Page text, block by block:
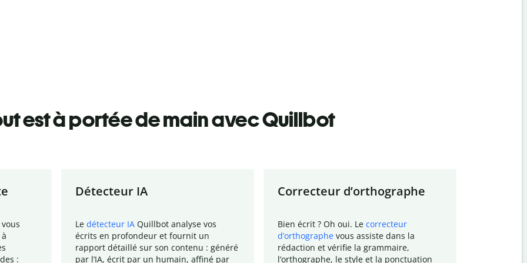
est à portée de main avec Quillbot
:
Détecteur IA
Le détecteur IA Quillbot analyse vos
écrits en profondeur et fournit un
rapport détaillé sur son contenu : généré
par l’IA, écrit par un humain, affiné par
Correcteur d’orthographe
Bien écrit ? Oh oui. Le correcteur
d’orthographe vous assiste dans la
rédaction et vérifie la grammaire,
l’orthographe, le style et la ponctuation